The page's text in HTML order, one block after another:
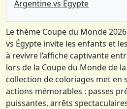
Argentine vs Égypte
Le thème Coupe du Monde
vs Égypte invite les enfants et
à revivre l’affiche captivante
lors de la Coupe du Monde de la
collection de coloriages met en
actions mémorables : passes
puissantes, arrêts